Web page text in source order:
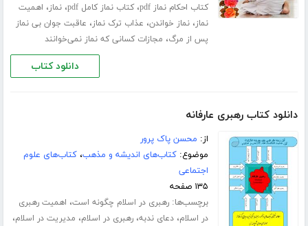
کتاب احکام نماز pdf
،کتاب نماز کامل pdf ،نماز، اهمیت
نماز،نماز خواندن، عذاب ترک نماز، عاقبت جوان بی نماز
پس از مرگ، مجازات کسانی که نماز نمی‌خوانند
دانلود کتاب
دانلود کتاب رهبری عارفانه
از: محسن پاک پرور
موضوع:کتاب‌های اندیشه و مذهب،کتاب‌های علوم
اجتماعی
۱۳۵ صفحه
برچسب‌ها:رهبری در اسلام چگونه است، اهمیت رهبری
در اسلام،دعای ندبه،رهبری در اسلام، مدیریت در اسلام،